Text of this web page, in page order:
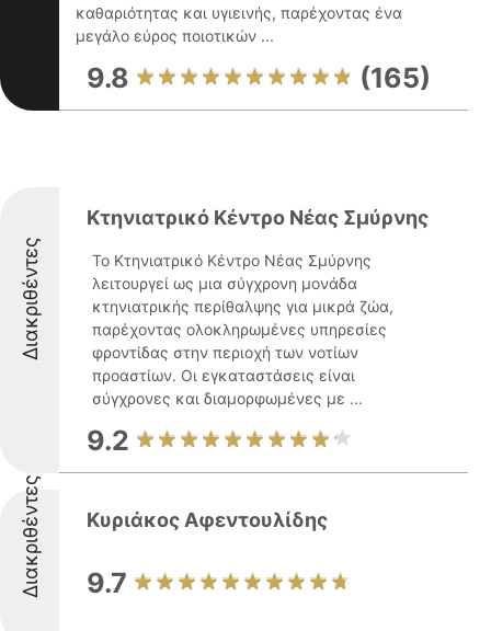
καθαριότητας και υγιεινής, παρέχοντας ένα
μεγάλο εύρος ποιοτικών ...
9.8 (165)
Διακριθέντες
Κτηνιατρικό Κέντρο Νέας Σμύρνης
Το Κτηνιατρικό Κέντρο Νέας Σμύρνης
λειτουργεί ως μια σύγχρονη μονάδα
κτηνιατρικής περίθαλψης για μικρά ζώα,
παρέχοντας ολοκληρωμένες υπηρεσίες
φροντίδας στην περιοχή των νοτίων
προαστίων. Οι εγκαταστάσεις είναι
σύγχρονες και διαμορφωμένες με ...
9.2
Διακριθέντες Κυριάκος Αφεντουλίδης
9.7